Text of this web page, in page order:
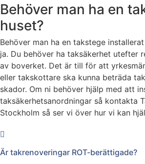
Behöver man ha en
huset?
Behöver man ha en takstege
ja. Du behöver ha taksäkerhet utefter
av boverket. Det är till för att
eller takskottare ska kunna beträda
skador. Om ni behöver hjälp med att
taksäkerhetsanordningar så kontakta
Stockholm så ser vi över hur vi kan
Är takrenoveringar ROT-berättigade?